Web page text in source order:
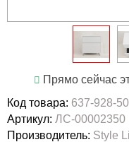
Прямо сейчас
Код товара: 637-928-
Артикул: ЛС-00002350
Производитель: Style